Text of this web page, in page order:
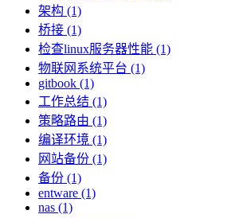
架构 (1)
桥接 (1)
检查linux服务器性能 (1)
物联网系统平台 (1)
gitbook (1)
工作总结 (1)
策略路由 (1)
编译环境 (1)
网站备份 (1)
备份 (1)
entware (1)
nas (1)